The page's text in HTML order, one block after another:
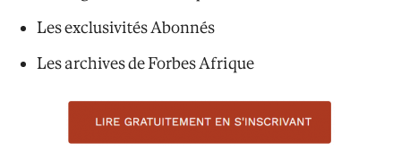
Les exclusivités Abonnés
Les archives de Forbes Afrique